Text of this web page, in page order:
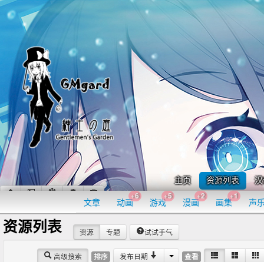
主页 资源列表
文章 动画
+6
游戏
+5
漫画
+2
画集
+1
声
资源列表
高级搜索 排序 发布日期 查看
资源 专题 试试手气